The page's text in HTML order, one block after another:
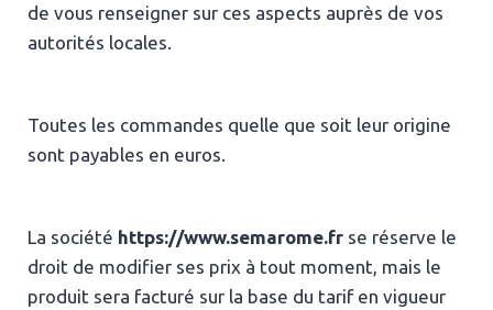
de vous renseigner sur ces aspects auprès de vos
autorités locales.
Toutes les commandes quelle que soit leur origine
sont payables en euros.
La société https://www.semarome.fr se réserve le
droit de modifier ses prix à tout moment, mais le
produit sera facturé sur la base du tarif en vigueur